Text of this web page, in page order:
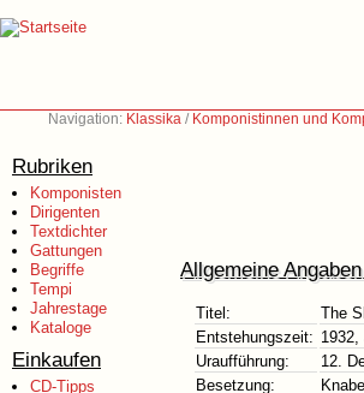
Navigation: Klassika / Komponistinnen und
Rubriken
Komponisten
Dirigenten
Textdichter
Gattungen
Begriffe
Tempi
Jahrestage
Kataloge
Einkaufen
CD-Tipps
Allgemeine
Titel:
The
Entstehungszeit: 1932,
Uraufführung:
12.
Besetzung: